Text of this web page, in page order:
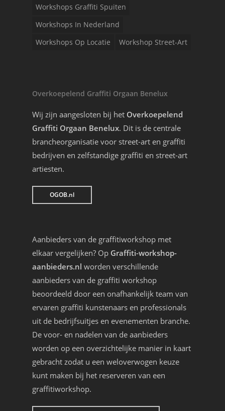
Workshops Graffiti Spuiten
Workshops In Nederland
Workshops Op Locatie
Workshop Street-Art
Overkoepelend Graffiti Orgaan Benelux
Wij zijn aangesloten bij het Overkoepelend
Graffiti Orgaan Benelux. Dit is de centrale
brancheorganisatie voor street-art en graffiti
bedrijven en zelfstandige graffiti en street-art
artiesten.
OGOB.nl
Aanbieders van de graffitiworkshop met
elkaar vergelijken? Op Graffiti-workshop-
aanbieders.nl worden verschillende
aanbieders van de graffiti workshop
beoordeeld door een onafhankelijk team van
ervaren graffiti kunstenaars en professionals
uit de bedrijfsuitjes en evenementen branche.
De voor- en nadelen van de aanbieders
worden op een overzichtelijke manier in kaart
gebracht zodat u een weloverwogen keuze
kunt maken bij het reserveren van een
graffitiworkshop.